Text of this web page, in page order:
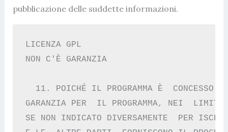
pubblicazione delle suddette informazioni.
LICENZA GPL
NON C'È GARANZIA
11. POICHÉ IL PROGRAMMA È  CONCESSO
GARANZIA PER  IL PROGRAMMA, NEI
SE NON INDICATO DIVERSAMENTE  PER